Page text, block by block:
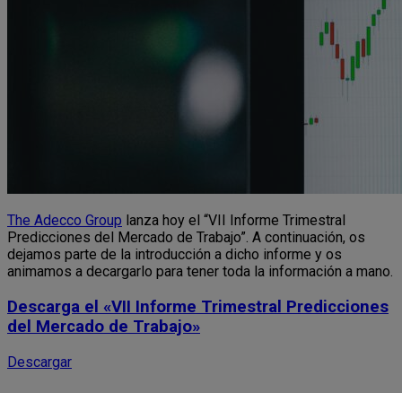
The Adecco Group lanza hoy el “VII Informe Trimestral
Predicciones del Mercado de Trabajo”. A continuación, os
dejamos parte de la introducción a dicho informe y os
animamos a decargarlo para tener toda la información a mano.
Descarga el «VII Informe Trimestral Predicciones
del Mercado de Trabajo»
Descargar